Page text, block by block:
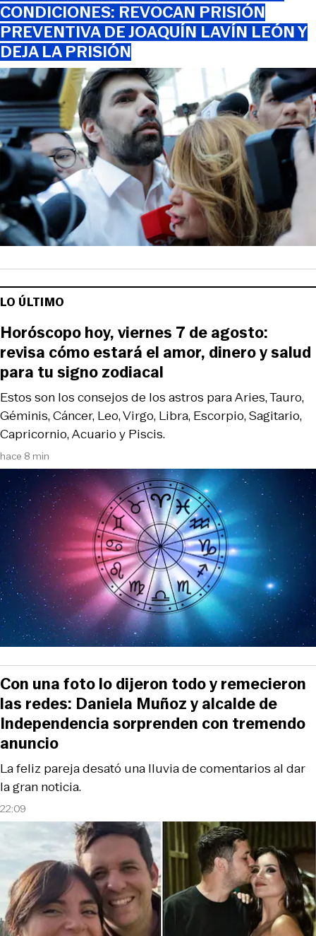
CONDICIONES: REVOCAN PRISIÓN
PREVENTIVA DE JOAQUÍN LAVÍN LEÓN Y
DEJA LA PRISIÓN
LO ÚLTIMO
hace 8 min
Estos son los consejos de los astros para Aries, Tauro,
Géminis, Cáncer, Leo, Virgo, Libra, Escorpio, Sagitario,
Capricornio, Acuario y Piscis.
Horóscopo hoy, viernes 7 de agosto:
revisa cómo estará el amor, dinero y salud
para tu signo zodiacal
22:09
La feliz pareja desató una lluvia de comentarios al dar
la gran noticia.
Con una foto lo dijeron todo y remecieron
las redes: Daniela Muñoz y alcalde de
Independencia sorprenden con tremendo
anuncio